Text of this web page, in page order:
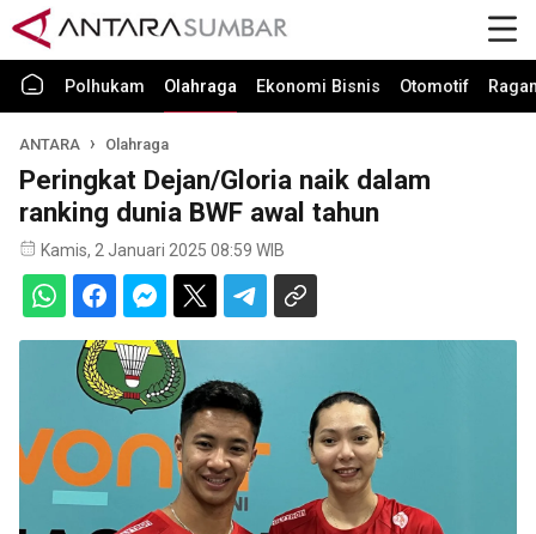
Polhukam Olahraga Ekonomi Bisnis Otomotif
ANTARA Olahraga
Peringkat Dejan/Gloria naik dalam
ranking dunia BWF awal tahun
Kamis, 2 Januari 2025 08:59 WIB